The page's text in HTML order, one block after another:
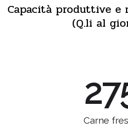
Capacità produttive e
(Q.li al
Carne